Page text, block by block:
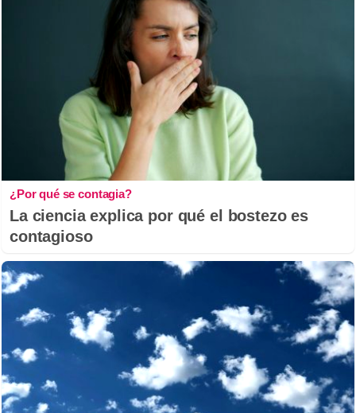
¿Por qué se contagia?
La ciencia explica por qué el bostezo es
contagioso